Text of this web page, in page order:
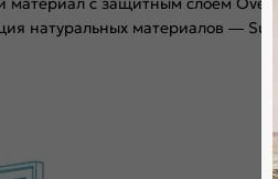
натуральных материалов —
изделия для качественного